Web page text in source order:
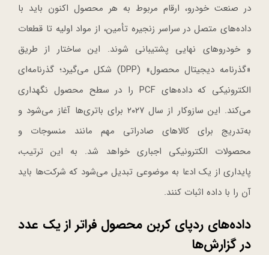
در صنعت خودرو، ارقام مربوط به هر محصول اکنون باید با
داده‌های متصل در سراسر زنجیره تأمین، از مواد اولیه تا قطعات
و خودروهای نهایی پشتیبانی شوند. این ساختار از طریق
«گذرنامه دیجیتال محصول» (DPP) شکل می‌گیرد؛ گذرنامه‌ای
الکترونیکی که داده‌های PCF را در سطح محصول نگهداری
می‌کند. این سازوکار از سال ۲۰۲۷ برای باتری‌ها آغاز می‌شود و
به‌تدریج برای کالاهای صادراتی مهم مانند منسوجات و
محصولات الکترونیکی اجباری خواهد شد. به این ترتیب،
پایداری از یک ادعا به موضوعی تبدیل می‌شود که شرکت‌ها باید
آن را با داده اثبات کنند.
داده‌های ردپای کربن محصول فراتر از یک عدد
در گزارش‌ها